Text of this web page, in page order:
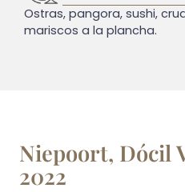
Ostras, pangora, sushi,
mariscos a la plancha.
Niepoort, Dócil
2022